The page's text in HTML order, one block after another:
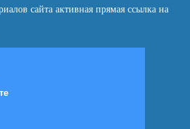
сайта активная прямая ссылка на